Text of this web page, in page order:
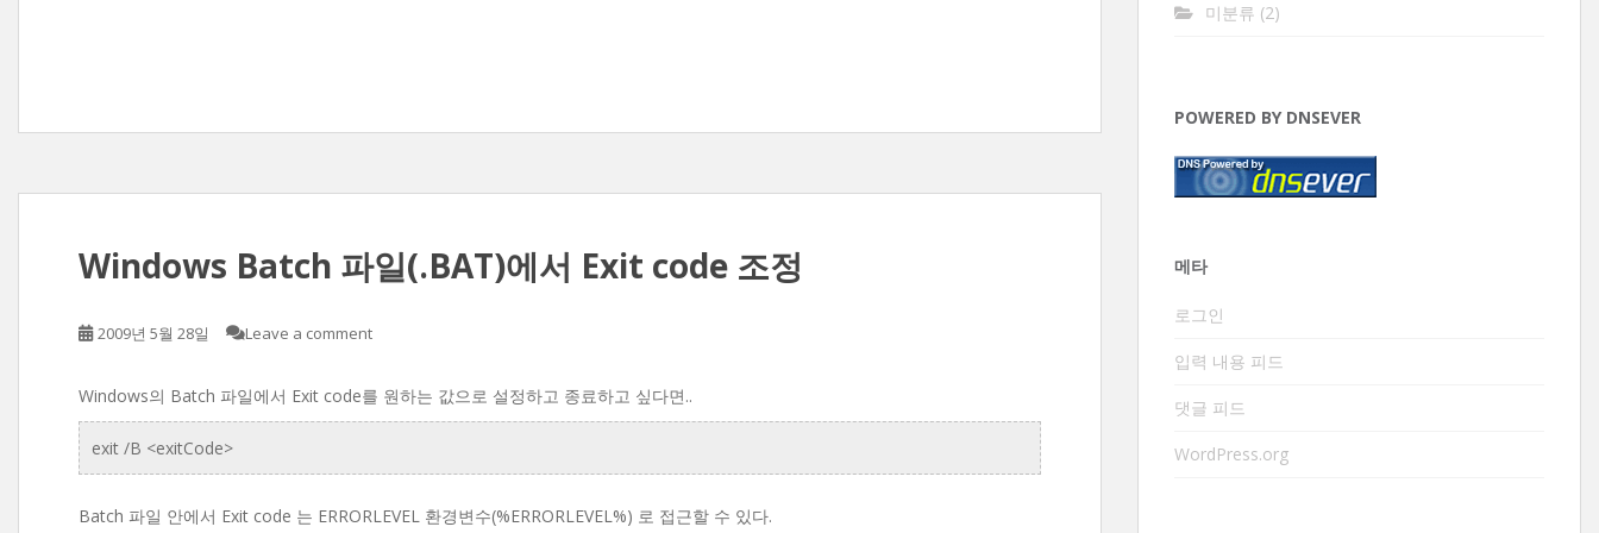
Windows Batch 파일(.BAT)에서 Exit code 조정
2009년 5월 28일 Leave a comment
Windows의 Batch 파일에서 Exit code를 원하는 값으로 설정하고 종료하고 싶다면..
exit /B <exitCode>
Batch 파일 안에서 Exit code 는 ERRORLEVEL 환경변수(%ERRORLEVEL%) 로 접근할 수 있다.
미분류 (2)
POWERED BY DNSEVER
메타
로그인
입력 내용 피드
댓글 피드
WordPress.org